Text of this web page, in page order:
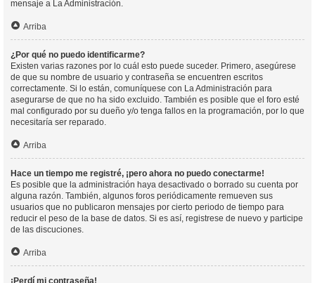
mensaje a La Administración.
Arriba
¿Por qué no puedo identificarme?
Existen varias razones por lo cuál esto puede suceder. Primero, asegúrese
de que su nombre de usuario y contraseña se encuentren escritos
correctamente. Si lo están, comuníquese con La Administración para
asegurarse de que no ha sido excluido. También es posible que el foro esté
mal configurado por su dueño y/o tenga fallos en la programación, por lo que
necesitaría ser reparado.
Arriba
Hace un tiempo me registré, ¡pero ahora no puedo conectarme!
Es posible que la administración haya desactivado o borrado su cuenta por
alguna razón. También, algunos foros periódicamente remueven sus
usuarios que no publicaron mensajes por cierto periodo de tiempo para
reducir el peso de la base de datos. Si es así, registrese de nuevo y participe
de las discuciones.
Arriba
¡Perdí mi contraseña!